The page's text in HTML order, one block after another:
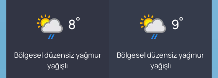
8°
Bölgesel düzensiz yağmur
yağışlı
9°
Bölgesel düzensiz yağmur
yağışlı